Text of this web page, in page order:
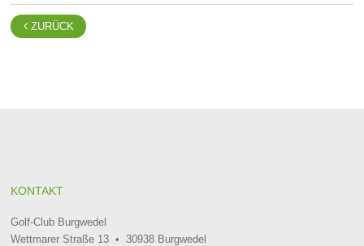
ZURÜCK
KONTAKT
Golf-Club Burgwedel
Wettmarer Straße 13 • 30938 Burgwedel